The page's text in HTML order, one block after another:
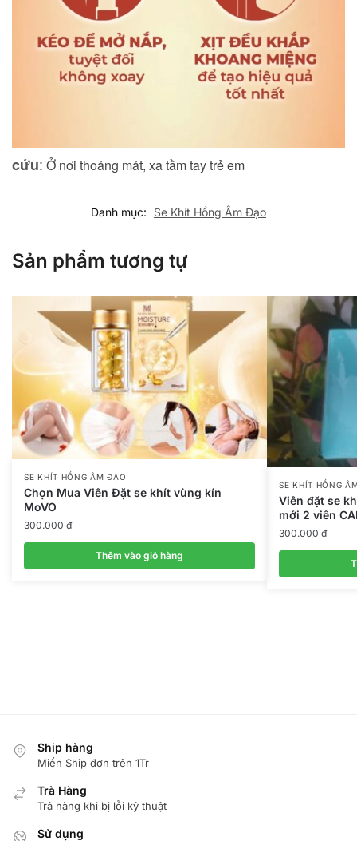
cứu: Ở nơi thoáng mát, xa tầm tay trẻ em
Danh mục: Se Khít Hồng Âm Đạo
Sản phẩm tương tự
SE KHÍT HỒNG ÂM ĐẠO
Chọn Mua Viên Đặt se khít vùng kín
MoVO
300.000 ₫
Thêm vào giỏ hàng
SE KHÍT HỒNG
Viên đặt se
mới 2 viên
300.000 ₫
Ship hàng
Miển Ship đơn trên 1Tr
Trà Hàng
Trả hàng khi bị lỗi kỷ thuật
Sử dụng